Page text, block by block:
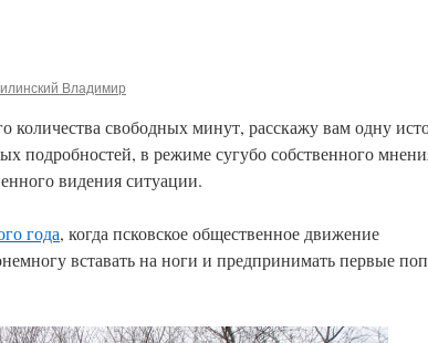
Владимир
количества свободных минут, расскажу вам одну
подробностей, в режиме сугубо собственного
видения ситуации.
года, когда псковское общественное движение
вставать на ноги и предпринимать первые